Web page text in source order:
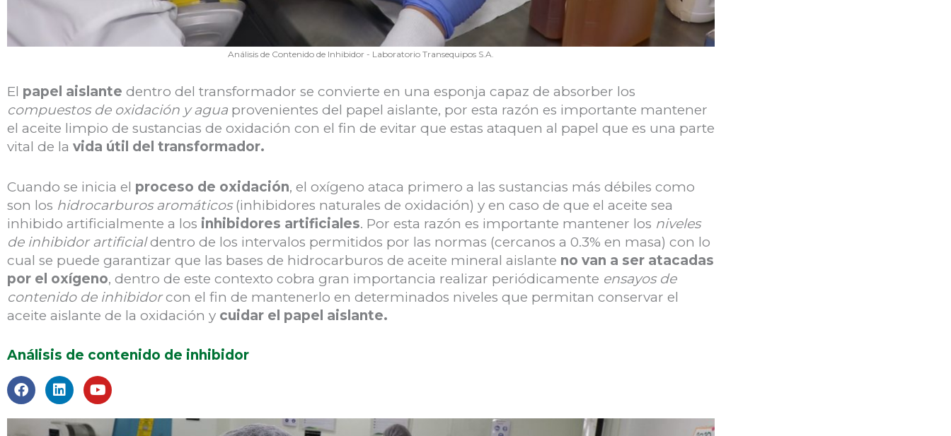
Análisis de Contenido de Inhibidor - Laboratorio Transequipos S.A.
El papel aislante dentro del transformador se convierte en una esponja capaz de absorber los
compuestos de oxidación y agua provenientes del papel aislante, por esta razón es importante mantener
el aceite limpio de sustancias de oxidación con el fin de evitar que estas ataquen al papel que es una parte
vital de la vida útil del transformador.
Cuando se inicia el proceso de oxidación, el oxígeno ataca primero a las sustancias más débiles como
son los hidrocarburos aromáticos(inhibidores naturales de oxidación) y en caso de que el aceite sea
inhibido artificialmente a los inhibidores artificiales. Por esta razón es importante mantener los niveles
de inhibidor artificialdentro de los intervalos permitidos por las normas (cercanos a 0.3% en masa) con lo
cual se puede garantizar que las bases de hidrocarburos de aceite mineral aislante no van a ser atacadas
por el oxígeno, dentro de este contexto cobra gran importancia realizar periódicamente ensayos de
contenido de inhibidorcon el fin de mantenerlo en determinados niveles que permitan conservar el
aceite aislante de la oxidación y cuidar el papel aislante.
Análisis de contenido de inhibidor
F
a
L
i
k
Y
o